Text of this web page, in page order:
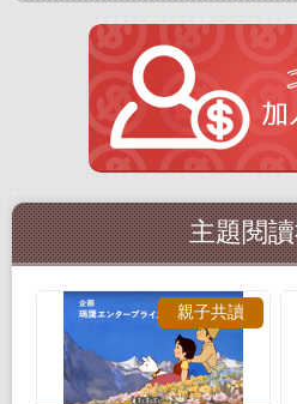
主題閱
親子共讀